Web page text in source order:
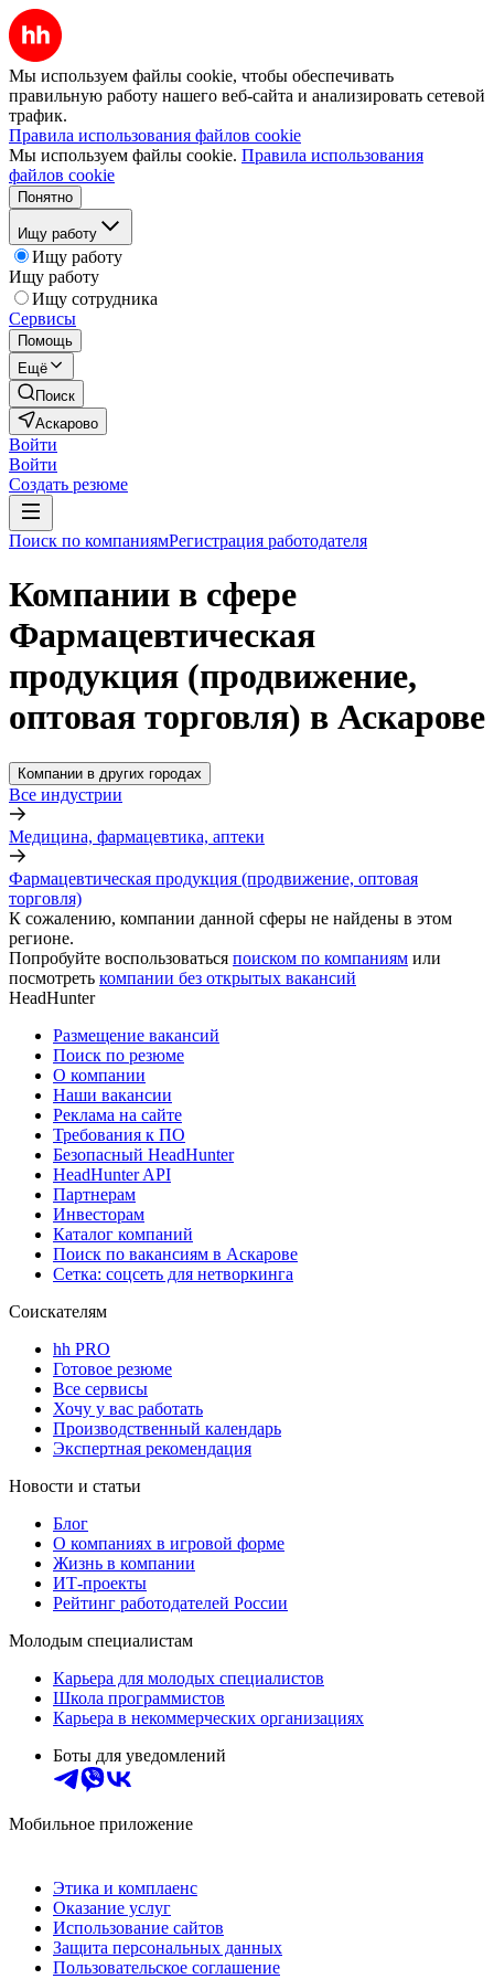
Мы используем файлы cookie, чтобы обеспечивать
правильную работу нашего веб-сайта и анализировать сетевой
трафик.
Правила использования файлов cookie
Мы используем файлы cookie. Правила использования
файлов cookie
Понятно
Ищу работу
Ищу работу
Ищу работу
Ищу сотрудника
Сервисы
Помощь
Ещё
Поиск
Аскарово
Войти
Войти
Создать резюме
Поиск по компаниямРегистрация работодателя
Компании в сфере
Фармацевтическая
продукция (продвижение,
оптовая торговля) в Аскарове
Компании в других городах
Все индустрии
Медицина, фармацевтика, аптеки
Фармацевтическая продукция (продвижение, оптовая
торговля)
К сожалению, компании данной сферы не найдены в этом
регионе.
Попробуйте воспользоваться поиском по компаниям или
посмотреть компании без открытых вакансий
HeadHunter
Размещение вакансий
Поиск по резюме
О компании
Наши вакансии
Реклама на сайте
Требования к ПО
Безопасный HeadHunter
HeadHunter API
Партнерам
Инвесторам
Каталог компаний
Поиск по вакансиям в Аскарове
Сетка: соцсеть для нетворкинга
Соискателям
hh PRO
Готовое резюме
Все сервисы
Хочу у вас работать
Производственный календарь
Экспертная рекомендация
Новости и статьи
Блог
О компаниях в игровой форме
Жизнь в компании
ИТ-проекты
Рейтинг работодателей России
Молодым специалистам
Карьера для молодых специалистов
Школа программистов
Карьера в некоммерческих организациях
Боты для уведомлений
Мобильное приложение
Этика и комплаенс
Оказание услуг
Использование сайтов
Защита персональных данных
Пользовательское соглашение